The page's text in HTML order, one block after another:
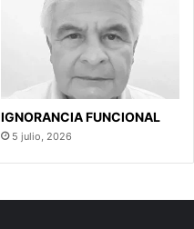
IGNORANCIA FUNCIONAL
5 julio, 2026